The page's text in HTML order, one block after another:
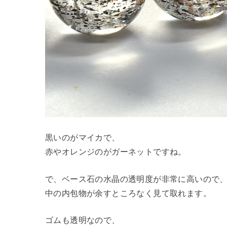
黒いのがマイカで、
赤やオレンジのがガーネットですね。
で、ベース石の水晶の透明度が非常に高いので
中の内包物が余すところなく見て取れます。
ゴムも透明なので、